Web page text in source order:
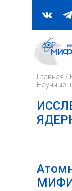
Поиск
Главная /
Научные